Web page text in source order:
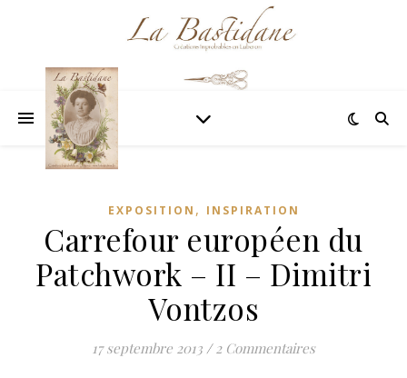
EXPOSITION , INSPIRATION
Carrefour européen du
Patchwork – II – Dimitri
Vontzos
17 septembre 2013 / 2 Commentaires